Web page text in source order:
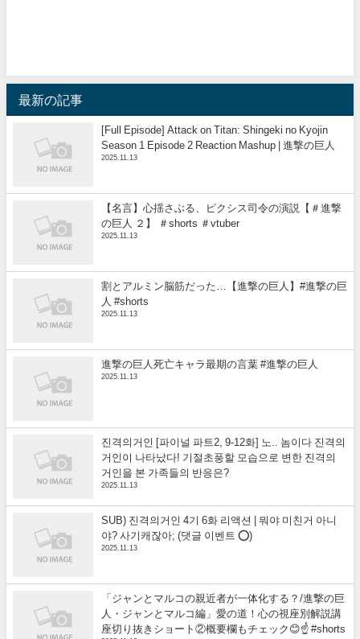
最新の記事
[Full Episode] Attack on Titan: Shingeki no Kyojin
Season 1 Episode 2 Reaction Mashup | 進撃の巨人
2025.11.13
【名言】心揺さぶる、ピクシス司令の演説【＃進撃
の巨人 ２】 ＃shorts ＃vtuber
2025.11.13
割とアルミン脳筋だった…【進撃の巨人】#進撃の巨
人 #shorts
2025.11.13
進撃の巨人死亡キャラ最期の言葉 #進撃の巨人
2025.11.13
진격의거인 [파이널 파트2, 9-12화] 노.. 놈이다 진격의
거인이 나타났다! 기절초풍할 모습으로 변한 진격의
거인을 본 가족들의 반응은?
2025.11.13
SUB) 진격의거인 4기 6화 리액션 | 뭐야 미친거 아니
야? 사기캐잖아; (댓글 이벤트 ⭕)
2025.11.13
「ジャンとマルコの親近者が一体化する？/進撃の巨
人・ジャンとマルコ編」愛の道！心の視座別解説講
座切り抜きショート②概要欄もチェック😊☝️ #shorts